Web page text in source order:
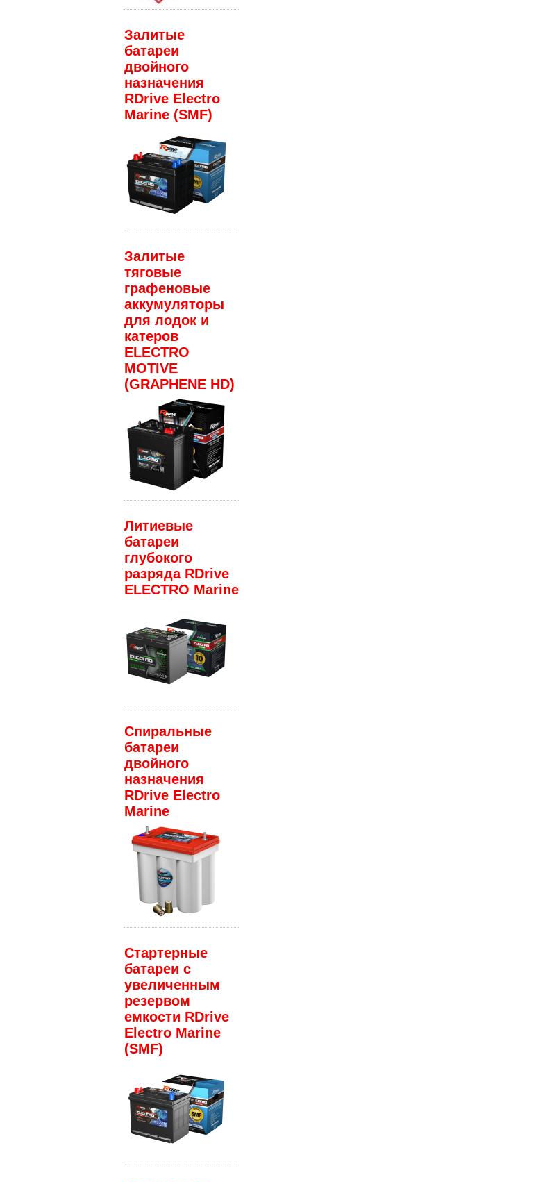
Залитые
батареи
двойного
назначения
RDrive Electro
Marine (SMF)
Залитые
тяговые
графеновые
аккумуляторы
для лодок и
катеров
ELECTRO
MOTIVE
(GRAPHENE HD)
Литиевые
батареи
глубокого
разряда RDrive
ELECTRO Marine
Спиральные
батареи
двойного
назначения
RDrive Electro
Marine
Стартерные
батареи с
увеличенным
резервом
емкости RDrive
Electro Marine
(SMF)